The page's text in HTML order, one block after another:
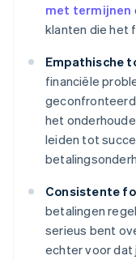
met termijnen
klanten die het
Empathische
financiële
het
leiden tot
Consistente
betalingen
serieus bent
echter voor dat